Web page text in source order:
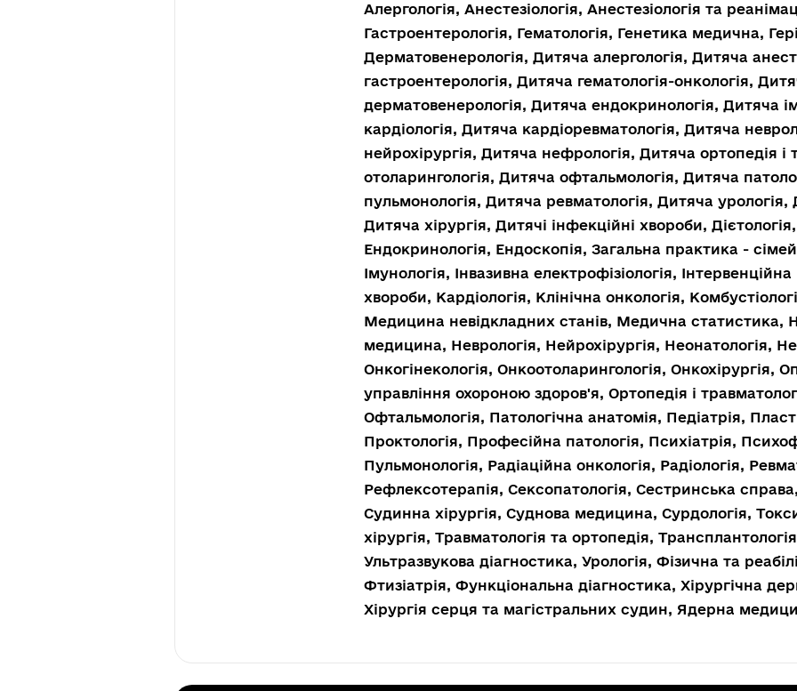
Алергологія, Анестезіологія, Анестезіологія та
Гастроентерологія, Гематологія, Генетика медична,
Дерматовенерологія, Дитяча алергологія, Дитяча
гастроентерологія, Дитяча гематологія-онкологія,
дерматовенерологія, Дитяча ендокринологія, Дитяча
кардіологія, Дитяча кардіоревматологія, Дитяча
нейрохірургія, Дитяча нефрологія, Дитяча ортопедія і
отоларингологія, Дитяча офтальмологія, Дитяча
пульмонологія, Дитяча ревматологія, Дитяча урологія,
Дитяча хірургія, Дитячі інфекційні хвороби,
Ендокринологія, Ендоскопія, Загальна практика -
Імунологія, Інвазивна електрофізіологія,
хвороби, Кардіологія, Клінічна онкологія,
Медицина невідкладних станів, Медична статистика,
медицина, Неврологія, Нейрохірургія, Неонатологія,
Онкогінекологія, Онкоотоларингологія, Онкохірургія,
управління охороною здоров'я, Ортопедія і
Офтальмологія, Патологічна анатомія, Педіатрія,
Проктологія, Професійна патологія, Психіатрія,
Пульмонологія, Радіаційна онкологія, Радіологія,
Рефлексотерапія, Сексопатологія, Сестринська
Судинна хірургія, Суднова медицина, Сурдологія,
хірургія, Травматологія та ортопедія,
Ультразвукова діагностика, Урологія, Фізична та
Фтизіатрія, Функціональна діагностика, Хірургічна
Хірургія серця та магістральних судин, Ядерна